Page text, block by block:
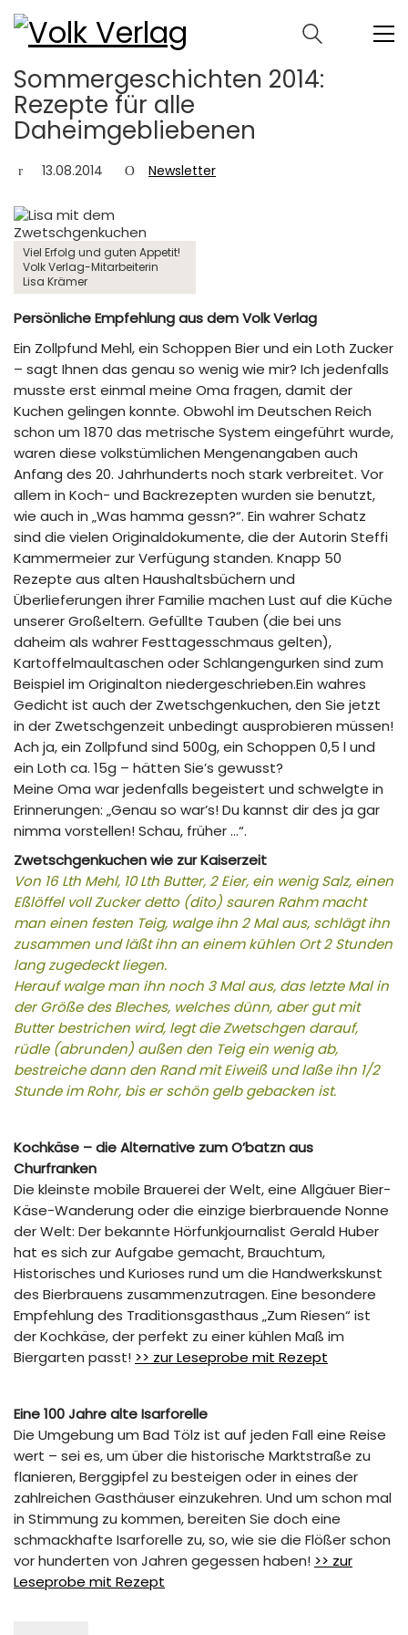
Sommergeschichten 2014:
Rezepte für alle
Daheimgebliebenen
13.08.2014 Newsletter
Viel Erfolg und guten Appetit!
Volk Verlag-Mitarbeiterin
Lisa Krämer
Persönliche Empfehlung aus dem Volk Verlag
Ein Zollpfund Mehl, ein Schoppen Bier und ein Loth Zucker
– sagt Ihnen das genau so wenig wie mir? Ich jedenfalls
musste erst einmal meine Oma fragen, damit der
Kuchen gelingen konnte. Obwohl im Deutschen Reich
schon um 1870 das metrische System eingeführt wurde,
waren diese volkstümlichen Mengenangaben auch
Anfang des 20. Jahrhunderts noch stark verbreitet. Vor
allem in Koch- und Backrezepten wurden sie benutzt,
wie auch in „Was hamma gessn?“. Ein wahrer Schatz
sind die vielen Originaldokumente, die der Autorin Steffi
Kammermeier zur Verfügung standen. Knapp 50
Rezepte aus alten Haushaltsbüchern und
Überlieferungen ihrer Familie machen Lust auf die Küche
unserer Großeltern. Gefüllte Tauben (die bei uns
daheim als wahrer Festtagesschmaus gelten),
Kartoffelmaultaschen oder Schlangengurken sind zum
Beispiel im Originalton niedergeschrieben.Ein wahres
Gedicht ist auch der Zwetschgenkuchen, den Sie jetzt
in der Zwetschgenzeit unbedingt ausprobieren müssen!
Ach ja, ein Zollpfund sind 500g, ein Schoppen 0,5 l und
ein Loth ca. 15g – hätten Sie’s gewusst?
Meine Oma war jedenfalls begeistert und schwelgte in
Erinnerungen: „Genau so war’s! Du kannst dir des ja gar
nimma vorstellen! Schau, früher …“.
Zwetschgenkuchen wie zur Kaiserzeit
Von 16 Lth Mehl, 10 Lth Butter, 2 Eier, ein wenig Salz, einen
Eßlöffel voll Zucker detto (dito) sauren Rahm macht
man einen festen Teig, walge ihn 2 Mal aus, schlägt ihn
zusammen und läßt ihn an einem kühlen Ort 2 Stunden
lang zugedeckt liegen.
Herauf walge man ihn noch 3 Mal aus, das letzte Mal in
der Größe des Bleches, welches dünn, aber gut mit
Butter bestrichen wird, legt die Zwetschgen darauf,
rüdle (abrunden) außen den Teig ein wenig ab,
bestreiche dann den Rand mit Eiweiß und laße ihn 1/2
Stunde im Rohr, bis er schön gelb gebacken ist.
Kochkäse – die Alternative zum O’batzn aus
Churfranken
Die kleinste mobile Brauerei der Welt, eine Allgäuer Bier-
Käse-Wanderung oder die einzige bierbrauende Nonne
der Welt: Der bekannte Hörfunkjournalist Gerald Huber
hat es sich zur Aufgabe gemacht, Brauchtum,
Historisches und Kurioses rund um die Handwerkskunst
des Bierbrauens zusammenzutragen. Eine besondere
Empfehlung des Traditionsgasthaus „Zum Riesen“ ist
der Kochkäse, der perfekt zu einer kühlen Maß im
Biergarten passt! >> zur Leseprobe mit Rezept
Eine 100 Jahre alte Isarforelle
Die Umgebung um Bad Tölz ist auf jeden Fall eine Reise
wert – sei es, um über die historische Marktstraße zu
flanieren, Berggipfel zu besteigen oder in eines der
zahlreichen Gasthäuser einzukehren. Und um schon mal
in Stimmung zu kommen, bereiten Sie doch eine
schmackhafte Isarforelle zu, so, wie sie die Flößer schon
vor hunderten von Jahren gegessen haben! >> zur
Leseprobe mit Rezept